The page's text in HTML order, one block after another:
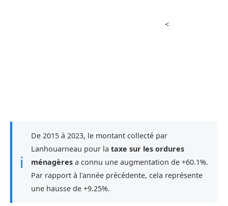
<
ℹ
De 2015 à 2023, le montant collecté par
Lanhouarneau pour la taxe sur les ordures
ménagères a connu une augmentation de +60.1%.
Par rapport à l'année précédente, cela représente
une hausse de +9.25%.